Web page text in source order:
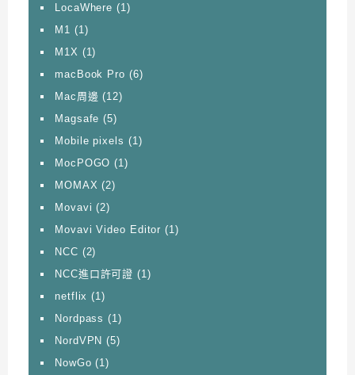
LocaWhere (1)
M1 (1)
M1X (1)
macBook Pro (6)
Mac周邊 (12)
Magsafe (5)
Mobile pixels (1)
MocPOGO (1)
MOMAX (2)
Movavi (2)
Movavi Video Editor (1)
NCC (2)
NCC進口許可證 (1)
netflix (1)
Nordpass (1)
NordVPN (5)
NowGo (1)